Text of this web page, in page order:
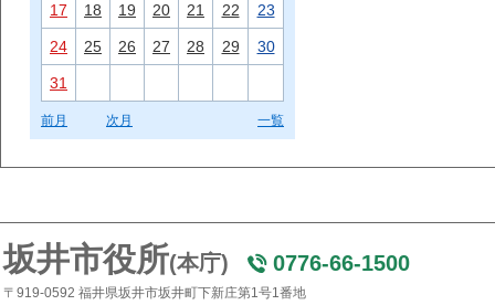
17 18 19 20 21 22 23
24 25 26 27 28 29 30
31
前月 一覧
次月
坂井市役所(本庁) 0776-66-1500
〒919-0592 福井県坂井市坂井町下新庄第1号1番地